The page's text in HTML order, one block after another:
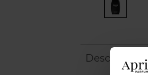
Description